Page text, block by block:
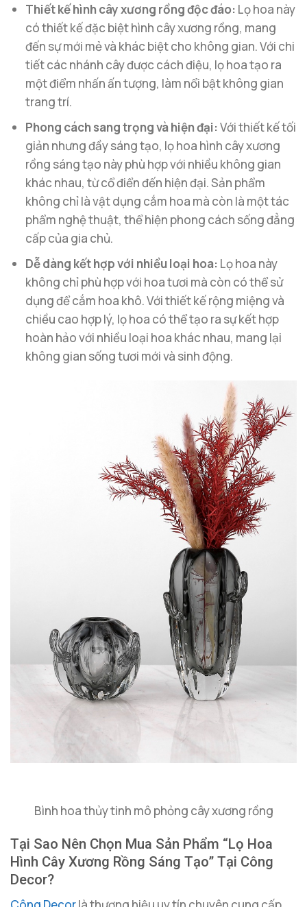
Thiết kế hình cây xương rồng độc đáo: Lọ hoa này
có thiết kế đặc biệt hình cây xương rồng, mang
đến sự mới mẻ và khác biệt cho không gian. Với chi
tiết các nhánh cây được cách điệu, lọ hoa tạo ra
một điểm nhấn ấn tượng, làm nổi bật không gian
trang trí.
Phong cách sang trọng và hiện đại:Với thiết kế tối
giản nhưng đầy sáng tạo, lọ hoa hình cây xương
rồng sáng tạo này phù hợp với nhiều không gian
khác nhau, từ cổ điển đến hiện đại. Sản phẩm
không chỉ là vật dụng cắm hoa mà còn là một tác
phẩm nghệ thuật, thể hiện phong cách sống đẳng
cấp của gia chủ.
Dễ dàng kết hợp với nhiều loại hoa: Lọ hoa này
không chỉ phù hợp với hoa tươi mà còn có thể sử
dụng để cắm hoa khô. Với thiết kế rộng miệng và
chiều cao hợp lý, lọ hoa có thể tạo ra sự kết hợp
hoàn hảo với nhiều loại hoa khác nhau, mang lại
không gian sống tươi mới và sinh động.
Bình hoa thủy tinh mô phỏng cây xương rồng
Tại Sao Nên Chọn Mua Sản Phẩm “Lọ Hoa
Hình Cây Xương Rồng Sáng Tạo” Tại Công
Decor?